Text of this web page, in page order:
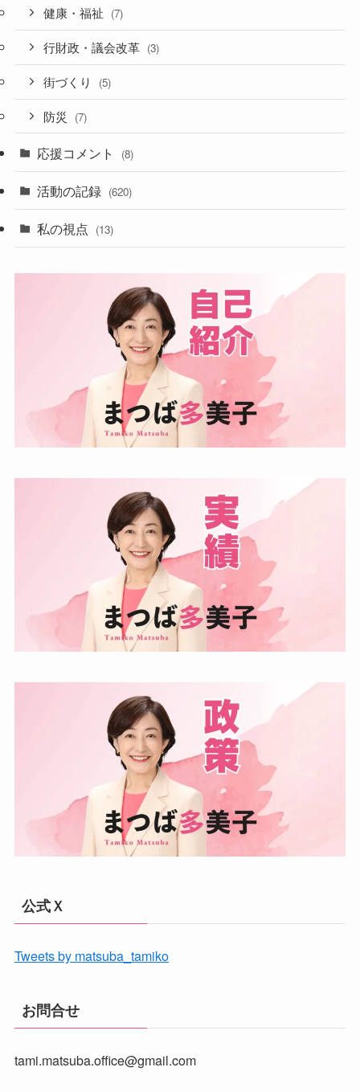
健康・福祉 (7)
行財政・議会改革 (3)
街づくり (5)
防災 (7)
応援コメント (8)
活動の記録 (620)
私の視点 (13)
公式Ｘ
Tweets by matsuba_tamiko
お問合せ
tami.matsuba.office@gmail.com